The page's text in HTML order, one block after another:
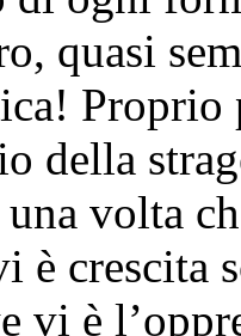
quasi
Proprio
della
volta
è crescita
vi è